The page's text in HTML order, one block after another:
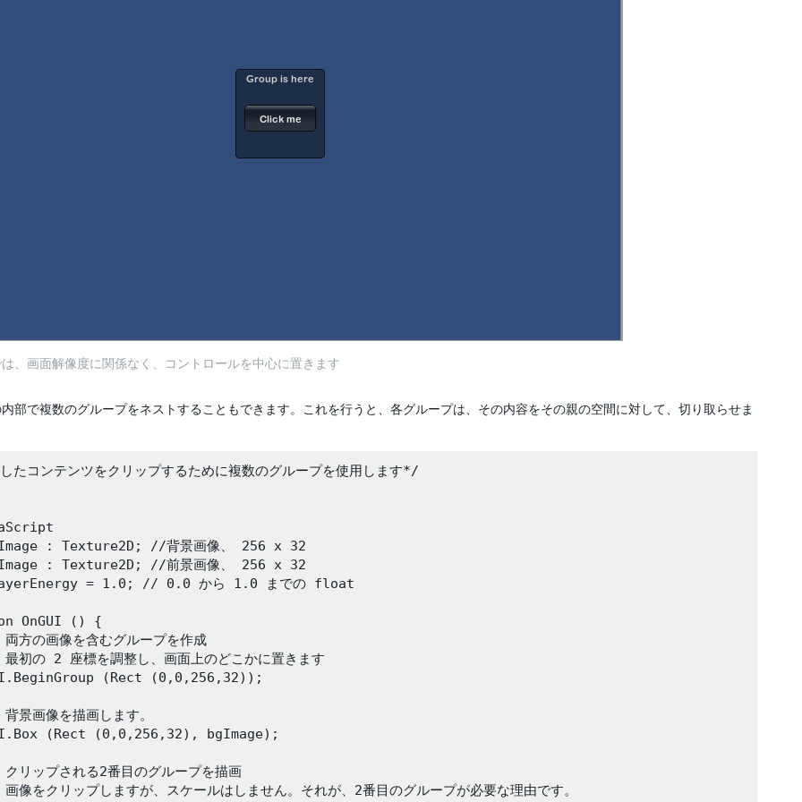
、画面解像度に関係なく、コントロールを中心に置きます
部で複数のグループをネストすることもできます。これを行うと、各グループは、その内容をその親の空間に対して、切り取らせま
たコンテンツをクリップするために複数のグループを使用します*/
: Texture2D; //背景画像、 256 x 32
: Texture2D; //前景画像、 256 x 32
= 1.0; // 0.0 から 1.0 までの float
OnGUI () {
方の画像を含むグループを作成
初の 2 座標を調整し、画面上のどこかに置きます
(Rect (0,0,256,32));
景画像を描画します。
(Rect (0,0,256,32), bgImage);
リップされる2番目のグループを描画
像をクリップしますが、スケールはしません。それが、2番目のグループが必要な理由です。